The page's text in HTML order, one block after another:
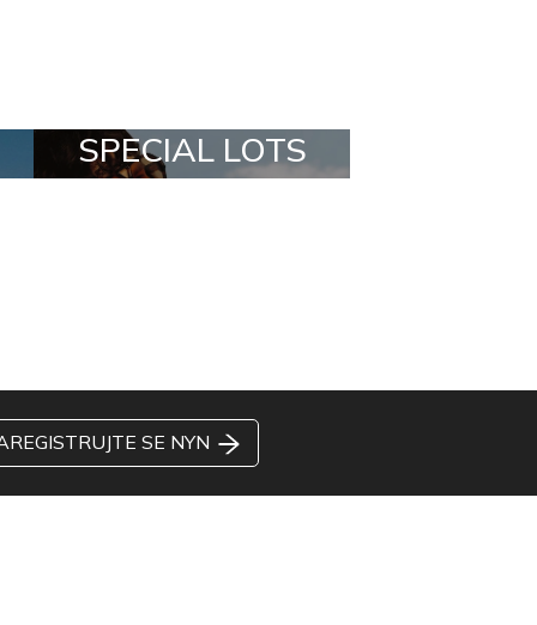
LOTS ALL IN A BOX
SE NYN